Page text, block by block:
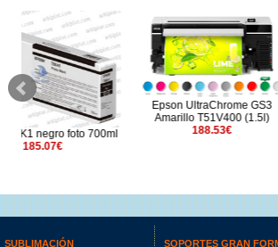
Epson UltraChrome GS3
Amarillo T51V400 (1.5l)
188.53€
Epson T5913
SUBLIMACIÓN SOPORTES GRAN